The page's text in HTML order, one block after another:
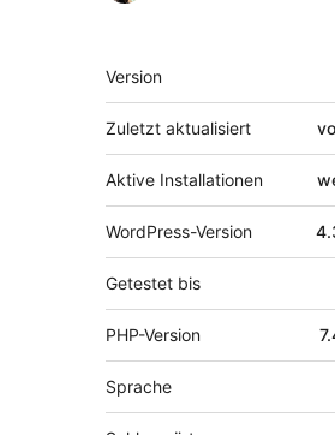
Meta
Version
Zuletzt aktualisiert
Aktive Installationen
WordPress-Version
Getestet bis
PHP-Version
Sprache